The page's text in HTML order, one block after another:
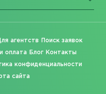
агентств Поиск заявок
оплата Блог Контакты
конфиденциальности
сайта